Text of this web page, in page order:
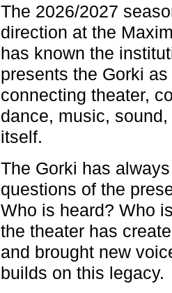
The 2026/2027
direction at the
has known the
presents the Gorki
connecting theater,
dance, music,
itself.
The Gorki has
questions of the
Who is heard? Who
the theater has
and brought new
builds on this legacy.